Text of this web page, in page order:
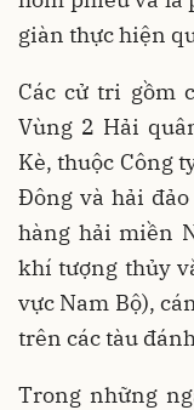
giàn thực hiện
Các cử tri gồm
Vùng 2 Hải
Kè, thuộc Công
Đông và hải
hàng hải miền
khí tượng thủy
vực Nam Bộ),
trên các tàu
Trong những